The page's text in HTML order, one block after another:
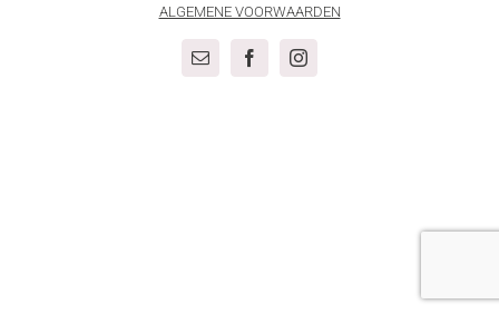
ALGEMENE VOORWAARDEN
E-
FacebookInstagram